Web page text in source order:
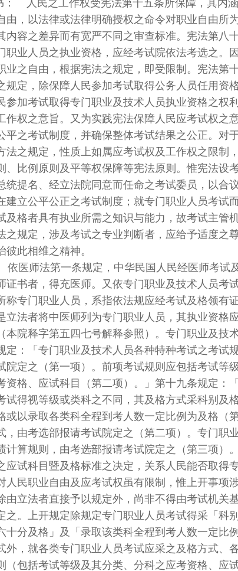
： 人民之工作权受宪法第十五条所保障，其内
以法律或法律明确授权之命令对职业自由所为
之差异而有宽严不同之审查标准。宪法第八十
人员之执业资格，应经考试院依法考选之。因
自由，根据宪法之规定，即受限制。宪法第十
，除保障人民参加考试取得公务人员任用资格
考试取得专门职业及技术人员执业资格之权利
之意旨。又为实践宪法保障人民应考试权之意
考试制度，并确保整体考试结果之公正。对于
规定，性质上如属应考试权及工作权之限制，
例原则及平等权保障等宪法原则。惟宪法设考
名、经立法院同意而任命之考试委员，以合议
公平公正之考试制度；就专门职业人员考试而
者具有执业所需之知识与能力，故考试主管机
定，涉及考试之专业判断者，应给予适度之尊
相维之精神。
法第一条规定，中华民国人民经医师考试及
者，得充医师。又依专门职业及技术人员考试
门职业人员，系指依法规应经考试及格领有证
者将中医师列为专门职业人员，其执业资格应
释字第五四七号解释参照）。专门职业及技术
「专门职业及技术人员各种特种考试之考试规
之（第一项）。前项考试规则应包括考试等级
、应试科目（第二项）。」第十九条规定：「
视等级或类科之不同，其及格方式采科别及格
录取各类科全程到考人数一定比例为及格（第
考选部报请考试院定之（第二项）。专门职业
规则，由考选部报请考试院定之（第三项）。
科目暨及格标准之决定，关系人民能否取得专
职业自由及应考试权虽有限制，惟上开事项涉
法者直接予以规定外，尚非不得由考试机关基
上开规定除规定专门职业人员考试得采「科别
及格」及「录取该类科全程到考人数一定比例
就各类专门职业人员考试应采之及格方式、各
括考试等级及其分类、分科之应考资格、应试